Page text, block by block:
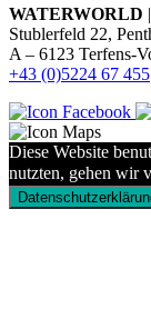
WATERWORLD
Stublerfeld 22,
A – 6123 Terfens-
+43 (0)5224 67 455
Diese Website
nutzten, gehen wir